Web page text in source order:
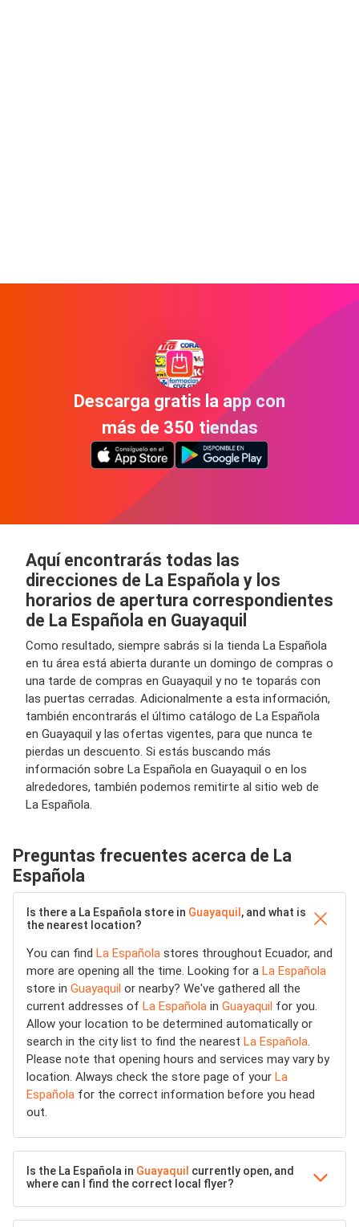
Descarga gratis la app con
más de 350 tiendas
Aquí encontrarás todas las
direcciones de La Española y los
horarios de apertura correspondientes
de La Española en Guayaquil
Como resultado, siempre sabrás si la tienda La Española
en tu área está abierta durante un domingo de compras o
una tarde de compras en Guayaquil y no te toparás con
las puertas cerradas. Adicionalmente a esta información,
también encontrarás el último catálogo de La Española
en Guayaquil y las ofertas vigentes, para que nunca te
pierdas un descuento. Si estás buscando más
información sobre La Española en Guayaquil o en los
alrededores, también podemos remitirte al sitio web de
La Española.
Preguntas frecuentes acerca de La
Española
Is there a La Española store in Guayaquil , and what is
the nearest location?
You can find La Española stores throughout Ecuador, and
more are opening all the time. Looking for a La Española
store in Guayaquil or nearby? We've gathered all the
current addresses of La Española in Guayaquil for you.
Allow your location to be determined automatically or
search in the city list to find the nearest La Española.
Please note that opening hours and services may vary by
location. Always check the store page of your La
Española for the correct information before you head
out.
Is the La Española in Guayaquil currently open, and
where can I find the correct local flyer?